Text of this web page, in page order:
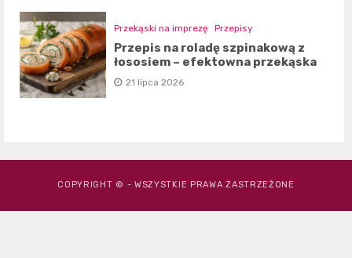
Przekąski na imprezę Przepisy
Przepis na roladę szpinakową z
łososiem – efektowna przekąska
21 lipca 2026
COPYRIGHT © - WSZYSTKIE PRAWA ZASTRZEŻONE